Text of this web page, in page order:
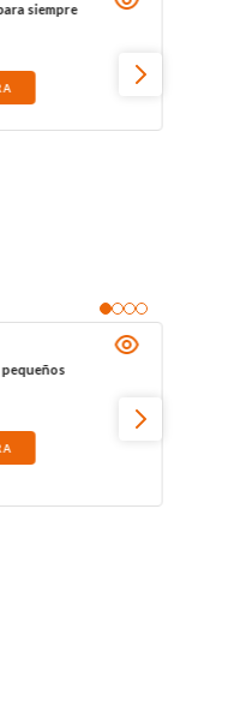
siempre
pequeños